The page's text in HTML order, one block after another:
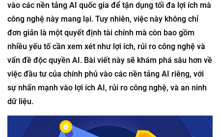
vào các nền tảng AI quốc gia để tận dụng tối đa lợi ích mà
công nghệ này mang lại. Tuy nhiên, việc này không chỉ
đơn giản là một quyết định tài chính mà còn bao gồm
nhiều yếu tố cần xem xét như lợi ích, rủi ro công nghệ và
vấn đề độc quyền AI. Bài viết này sẽ khám phá sâu hơn về
việc đầu tư của chính phủ vào các nền tảng AI riêng, với
sự nhấn mạnh vào lợi ích AI, rủi ro công nghệ, và an ninh
dữ liệu.